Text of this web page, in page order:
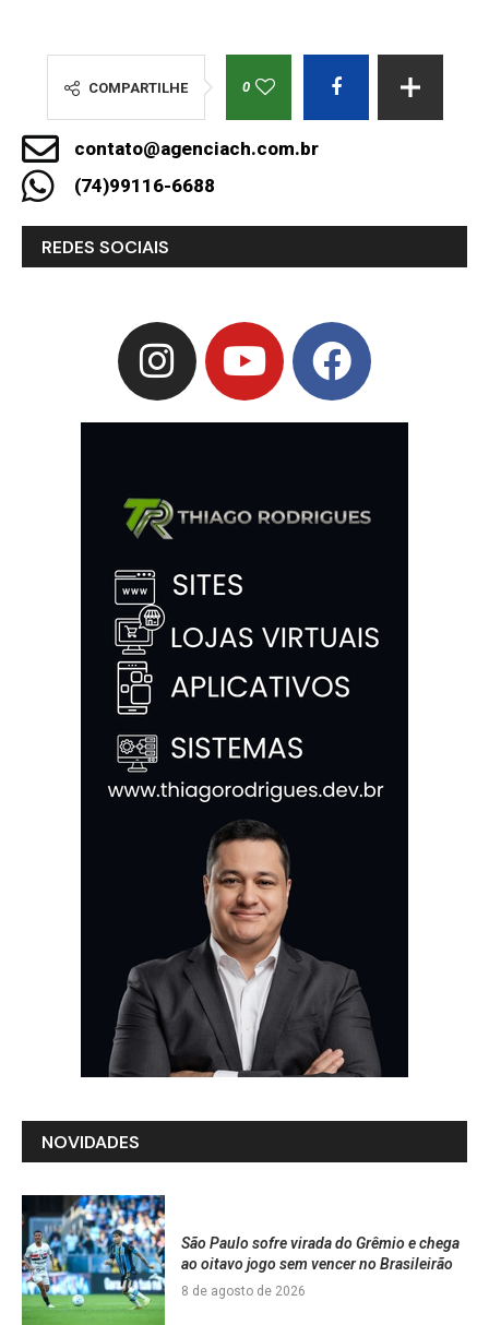
COMPARTILHE 0
contato@agenciach.com.br
(74)99116-6688
REDES SOCIAIS
NOVIDADES
São Paulo sofre virada do Grêmio e chega
ao oitavo jogo sem vencer no Brasileirão
8 de agosto de 2026